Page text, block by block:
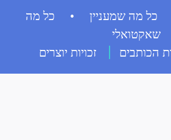
מה שמעניין • כל מה
שאקטואלי
הכותבים
זכויות יוצרים